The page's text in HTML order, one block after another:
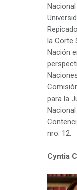
la Corte
Nación
para la
nro. 12.
Cyntia